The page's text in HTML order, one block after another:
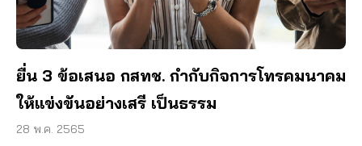
ยื่น 3 ข้อเสนอ กสทช. กำกับกิจการโทรคมนาคม
ให้แข่งขันอย่างเสรี เป็นธรรม
28 พ.ค. 2565